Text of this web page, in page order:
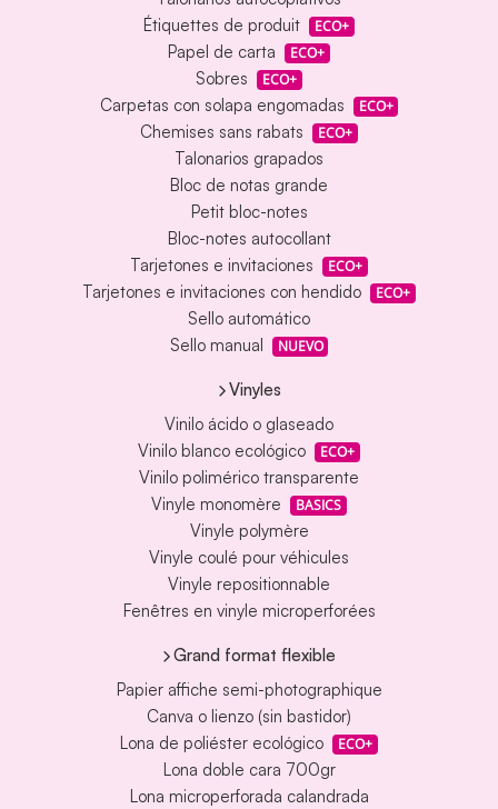
Étiquettes de produit
ECO+
Papel de carta ECO+
Sobres ECO+
Carpetas con solapa engomadas ECO+
Chemises sans rabats ECO+
Talonarios grapados
Bloc de notas grande
Petit bloc-notes
Bloc-notes autocollant
Tarjetones e invitaciones
ECO+
Tarjetones e invitaciones con hendido ECO+
Sello automático
Sello manual
NUEVO
Vinyles
Vinilo ácido o glaseado
Vinilo blanco ecológico
ECO+
Vinilo polimérico transparente
Vinyle monomère
BASICS
Vinyle polymère
Vinyle coulé pour véhicules
Vinyle repositionnable
Fenêtres en vinyle microperforées
Grand format flexible
Papier affiche semi-photographique
Canva o lienzo (sin bastidor)
Lona de poliéster ecológico
ECO+
Lona doble cara 700gr
Lona microperforada calandrada